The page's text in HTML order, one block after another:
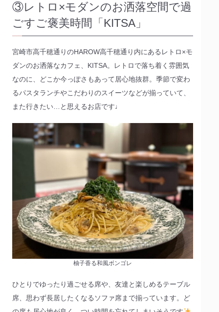
③レトロ×モダンのお洒落空間で過
ごすご褒美時間「KITSA」
宮崎市高千穂通りのHAROW高千穂通り内にあるレトロ×モ
ダンのお洒落なカフェ、KITSA。レトロで落ち着く雰囲気
なのに、どこか今っぽさもあって居心地抜群。季節で変わ
るパスタランチやこだわりのスイーツなどが揃っていて、
また行きたい…と思えるお店です♩
柚子香る和風ボンゴレ
ひとりでゆったり過ごせる席や、友達と楽しめるテーブル
席、思わず長居したくなるソファ席まで揃っています。ど